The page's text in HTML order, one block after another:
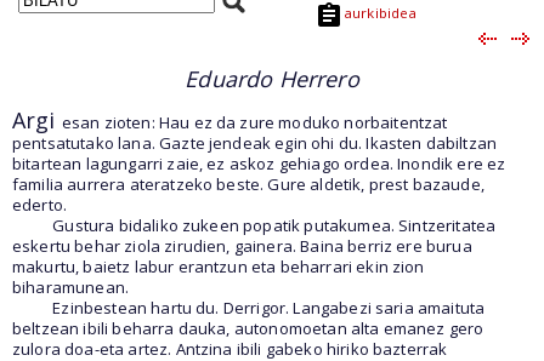
aurkibidea
Eduardo Herrero
Argi esan zioten: Hau ez da zure moduko norbaitentzat
pentsatutako lana. Gazte jendeak egin ohi du. Ikasten dabiltzan
bitartean lagungarri zaie, ez askoz gehiago ordea. Inondik ere ez
familia aurrera ateratzeko beste. Gure aldetik, prest bazaude,
ederto.
Gustura bidaliko zukeen popatik putakumea. Sintzeritatea
eskertu behar ziola zirudien, gainera. Baina berriz ere burua
makurtu, baietz labur erantzun eta beharrari ekin zion
biharamunean.
Ezinbestean hartu du. Derrigor. Langabezi saria amaituta
beltzean ibili beharra dauka, autonomoetan alta emanez gero
zulora doa-eta artez. Antzina ibili gabeko hiriko bazterrak